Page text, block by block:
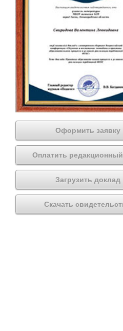
Оформить заявку
Оплатить
Загрузить доклад
Скачать